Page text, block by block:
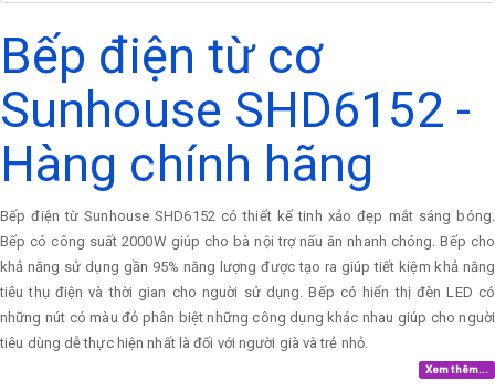
Bếp điện từ cơ
Sunhouse SHD6152 -
Hàng chính hãng
Bếp điện từ Sunhouse SHD6152 có thiết kế tinh xảo đẹp mắt sáng bóng.
Bếp có công suất 2000W giúp cho bà nội trợ nấu ăn nhanh chóng. Bếp cho
khả năng sử dụng gần 95% năng lượng được tạo ra giúp tiết kiệm khả năng
tiêu thụ điện và thời gian cho nguời sử dụng. Bếp có hiển thị đèn LED có
những nút có màu đỏ phân biệt những công dụng khác nhau giúp cho nguời
tiêu dùng dễ thực hiện nhất là đối với người già và trẻ nhỏ.
Xem thêm...